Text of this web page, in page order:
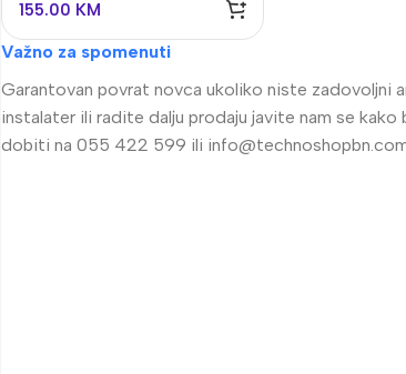
155.00 KM
Važno za spomenuti
Garantovan povrat novca ukoliko niste zadovoljni
instalater ili radite dalju prodaju javite nam se
dobiti na 055 422 599 ili